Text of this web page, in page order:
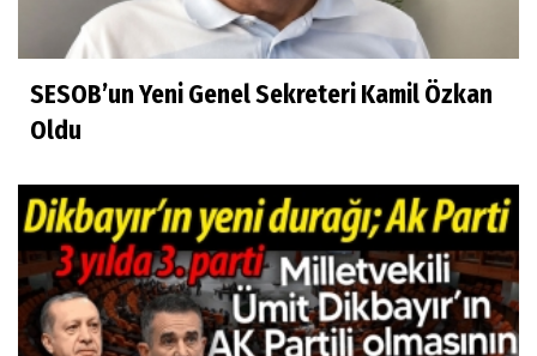
SESOB’un Yeni Genel Sekreteri Kamil Özkan
Oldu